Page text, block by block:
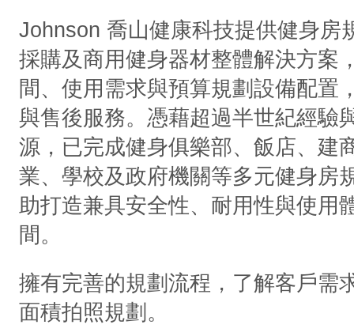
Johnson 喬山健康科技提供健身房
採購及商用健身器材整體解決方案
間、使用需求與預算規劃設備配置
與售後服務。憑藉超過半世紀經驗
源，已完成健身俱樂部、飯店、建
業、學校及政府機關等多元健身房
助打造兼具安全性、耐用性與使用
間。
擁有完善的規劃流程，了解客戶需
面積拍照規劃。